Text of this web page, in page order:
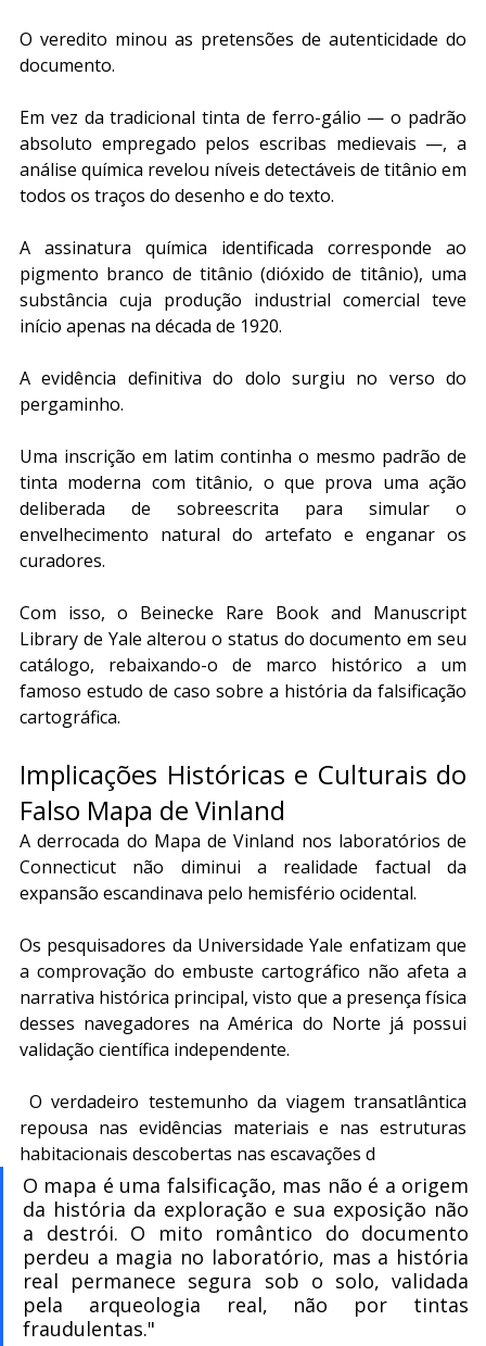
O veredito minou as pretensões de autenticidade do
documento.
Em vez da tradicional tinta de ferro-gálio — o padrão
absoluto empregado pelos escribas medievais —, a
análise química revelou níveis detectáveis de titânio em
todos os traços do desenho e do texto.
A assinatura química identificada corresponde ao
pigmento branco de titânio (dióxido de titânio), uma
substância cuja produção industrial comercial teve
início apenas na década de 1920.
A evidência definitiva do dolo surgiu no verso do
pergaminho.
Uma inscrição em latim continha o mesmo padrão de
tinta moderna com titânio, o que prova uma ação
deliberada de sobreescrita para simular o
envelhecimento natural do artefato e enganar os
curadores.
Com isso, o Beinecke Rare Book and Manuscript
Library de Yale alterou o status do documento em seu
catálogo, rebaixando-o de marco histórico a um
famoso estudo de caso sobre a história da falsificação
cartográfica.
Implicações Históricas e Culturais do
Falso Mapa de Vinland
A derrocada do Mapa de Vinland nos laboratórios de
Connecticut não diminui a realidade factual da
expansão escandinava pelo hemisfério ocidental.
Os pesquisadores da Universidade Yale enfatizam que
a comprovação do embuste cartográfico não afeta a
narrativa histórica principal, visto que a presença física
desses navegadores na América do Norte já possui
validação científica independente.
repousa nas evidências materiais e nas estruturas
habitacionais descobertas nas escavações d
O mapa é uma falsificação, mas não é a origem
da história da exploração e sua exposição não
a destrói. O mito romântico do documento
perdeu a magia no laboratório, mas a história
real permanece segura sob o solo, validada
pela arqueologia real, não por tintas
fraudulentas."